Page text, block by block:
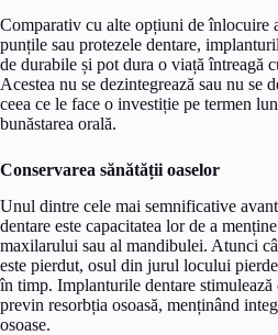
Comparativ cu alte opțiuni de înlocuire
punțile sau protezele dentare,
de durabile și pot dura o viață întreagă
Acestea nu se dezintegrează sau nu se
ceea ce le face o investiție pe termen
bunăstarea orală.
Conservarea sănătății oaselor
Unul dintre cele mai semnificative
dentare este capacitatea lor de a
maxilarului sau al mandibulei. Atunci
este pierdut, osul din jurul locului
în timp. Implanturile dentare stimulează
previn resorbția osoasă, menținând
osoase.